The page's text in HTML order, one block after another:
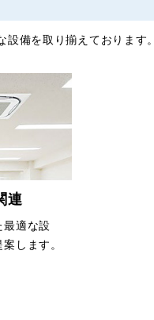
備を取り揃えております。
連
最適な設
します。